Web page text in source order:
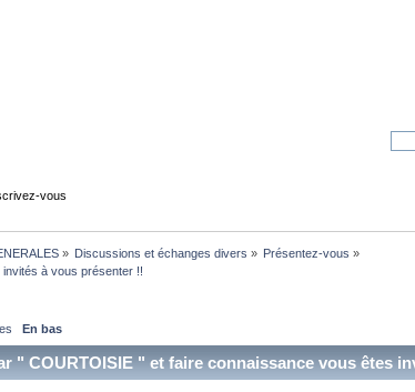
vous
» Discussions et échanges divers » Présentez-vous »
à vous présenter !!
En bas
" COURTOISIE " et faire connaissance vous êtes